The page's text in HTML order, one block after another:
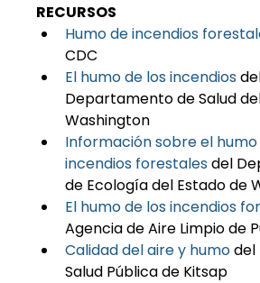
RECURSOS
Humo de incendios
CDC
El humo de los incendios
Departamento de Salud
Washington
Información sobre el humo
incendios forestales del
de Ecología del Estado de
El humo de los incendios
Agencia de Aire Limpio de
Calidad del aire y humo del
Salud Pública de Kitsap